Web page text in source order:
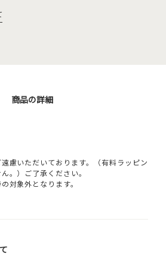
商品の詳細
慮いただいております。（有料ラッピン
。）ご了承ください。
対象外となります。